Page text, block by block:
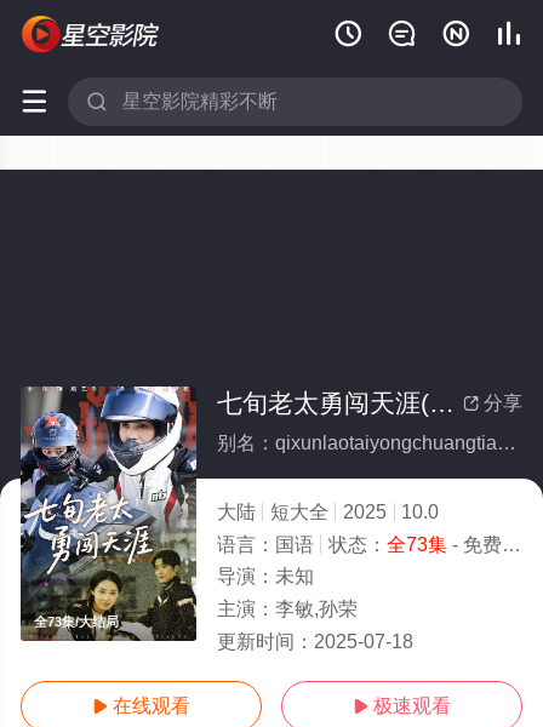
   
 
全73集/大结局
 分享
七旬老太勇闯天涯(全集)
别名：qixunlaotaiyongchuangtianya
大陆 短大全 2025
10.0
语言： 国语 状态： 全73集- 免费在线观看
导演： 未知
主演： 李敏,孙荣
更新时间： 2025-07-18
 在线观看  极速观看